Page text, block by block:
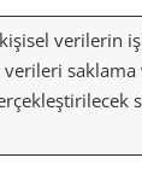
verilerin